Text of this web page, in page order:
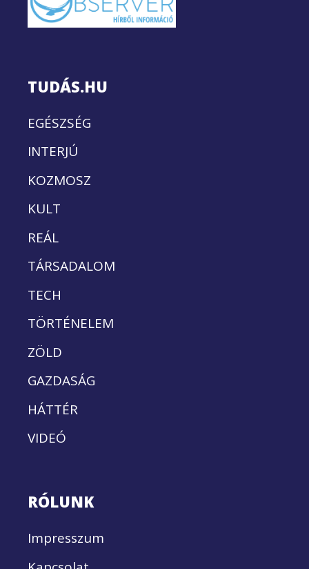
TUDÁS.HU
EGÉSZSÉG
INTERJÚ
KOZMOSZ
KULT
REÁL
TÁRSADALOM
TECH
TÖRTÉNELEM
ZÖLD
GAZDASÁG
HÁTTÉR
VIDEÓ
RÓLUNK
Impresszum